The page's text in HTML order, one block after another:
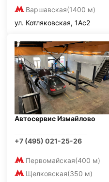
Варшавская(1400 м)
ул. Котляковская, 1Ас2
Автосервис Измайлово
+7 (495) 021-25-26
Первомайская(400 м)
Щелковская(350 м)